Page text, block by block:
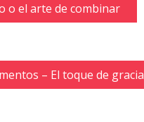
o el arte de combinar
– El toque de gracia